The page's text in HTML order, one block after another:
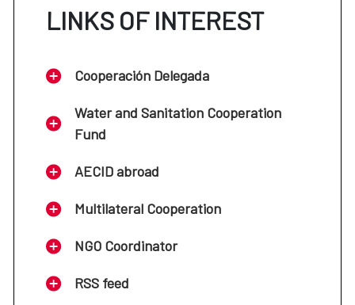
LINKS OF INTEREST
Cooperación Delegada
Water and Sanitation Cooperation
Fund
AECID abroad
Multilateral Cooperation
NGO Coordinator
RSS feed